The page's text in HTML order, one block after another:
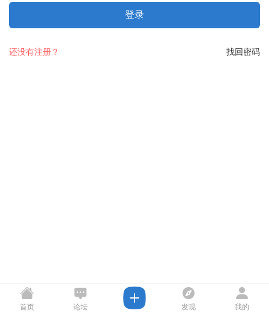
登录
找回密码
还没有注册？
首页 论坛 发现 我的